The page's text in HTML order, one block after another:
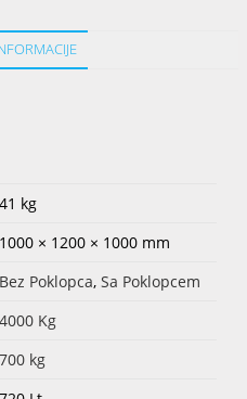
41 kg
1000 × 1200 × 1000 mm
Bez Poklopca, Sa Poklopcem
4000 Kg
700 kg